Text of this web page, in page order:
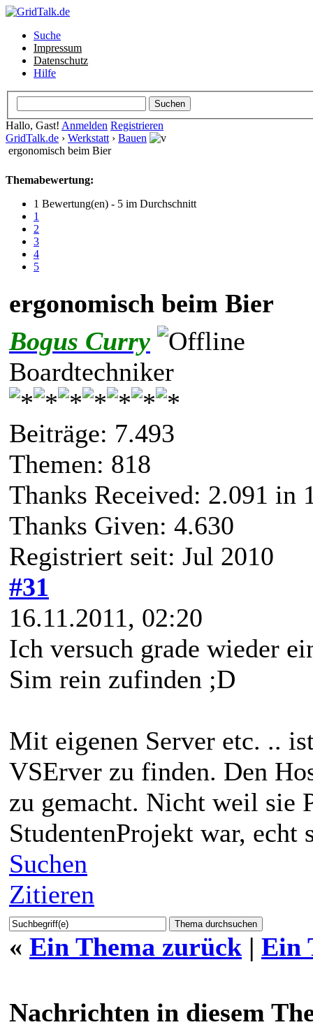
Suche
Impressum
Datenschutz
Hilfe
Hallo, Gast! Anmelden Registrieren
GridTalk.de › Werkstatt › Bauen
ergonomisch beim Bier
Themabewertung:
1 Bewertung(en) - 5 im Durchschnitt
1
2
3
4
5
ergonomisch beim Bier
Bogus Curry
Boardtechniker
Beiträge: 7.493
Themen: 818
Thanks Received: 2.091 in
Thanks Given: 4.630
Registriert seit: Jul 2010
#31
16.11.2011, 02:20
Ich versuch grade wieder
Sim rein zufinden ;D
Mit eigenen Server etc. ..
VSErver zu finden. Den
zu gemacht. Nicht weil sie
StudentenProjekt war, echt
Suchen
Zitieren
« Ein Thema zurück | Ein
Nachrichten in diesem